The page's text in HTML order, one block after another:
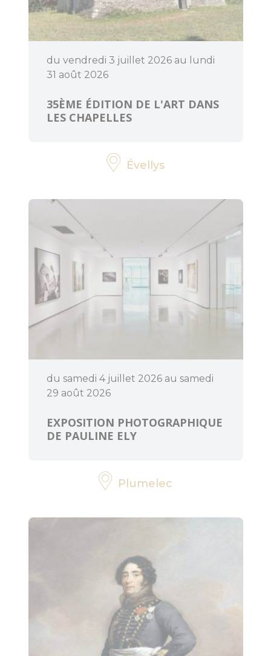
Découvrir
du vendredi 3 juillet 2026 au lundi
31 août 2026
35ÈME ÉDITION DE L'ART DANS
LES CHAPELLES
Évellys
du samedi 4 juillet 2026 au samedi
29 août 2026
EXPOSITION PHOTOGRAPHIQUE
DE PAULINE ELY
Plumelec